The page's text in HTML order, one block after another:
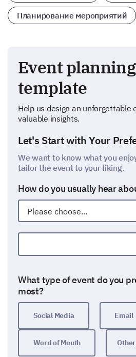
Планирование мероприятий
Event
template
Help us design an unforgettable
valuable insights.
Let's Start with Your
We want to know what you
tailor the event to your liking.
How do you usually hear
Other:
What type of event do you
most?
Social Media Email
Word of Mouth